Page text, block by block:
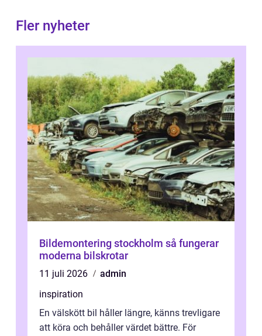
Fler nyheter
Bildemontering stockholm så fungerar
moderna bilskrotar
11 juli 2026
admin
inspiration
En välskött bil håller längre, känns trevligare
att köra och behåller värdet bättre. För